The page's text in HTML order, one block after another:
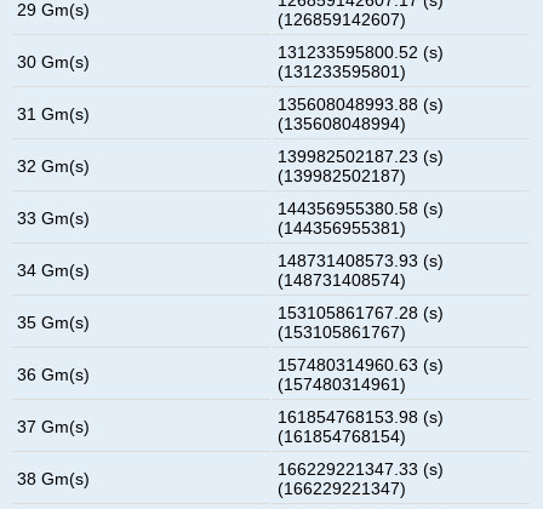
29 Gm(s)
(126859142607)
30 Gm(s)
131233595800.52 (s)
(131233595801)
31 Gm(s)
135608048993.88 (s)
(135608048994)
32 Gm(s)
139982502187.23 (s)
(139982502187)
33 Gm(s)
144356955380.58 (s)
(144356955381)
34 Gm(s)
148731408573.93 (s)
(148731408574)
35 Gm(s)
153105861767.28 (s)
(153105861767)
36 Gm(s)
157480314960.63 (s)
(157480314961)
37 Gm(s)
161854768153.98 (s)
(161854768154)
38 Gm(s)
166229221347.33 (s)
(166229221347)